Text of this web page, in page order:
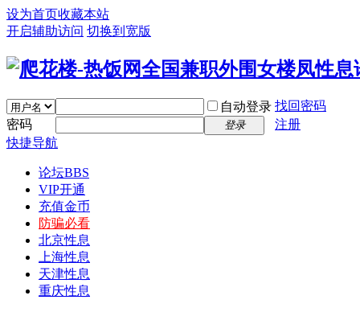
设为首页收藏本站
开启辅助访问 切换到宽版
自动登录 找回密码
密码
登录
注册
快捷导航
论坛BBS
VIP开通
充值金币
防骗必看
北京性息
上海性息
天津性息
重庆性息